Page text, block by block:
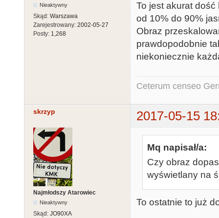
Nieaktywny
Skąd: Warszawa
Zarejestrowany: 2002-05-27
Posty: 1,268
To jest akurat
od 10% do 90%
Obraz
prawdopodobnie
niekoniecznie
Ceterum censeo
skrzyp 2017-05-15
Najmłodszy Atarowiec
Nieaktywny
Skąd: JO90XA
Mq napisał/a:
Czy obraz
wyświetlany na
To ostatnie to już